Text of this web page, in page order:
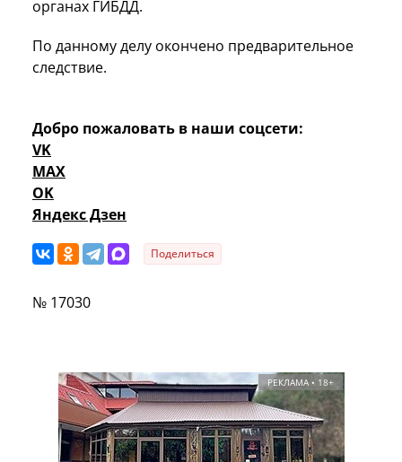
органах ГИБДД.
По данному делу окончено предварительное
следствие.
Добро пожаловать в наши соцсети:
VK
MAX
OK
Яндекс Дзен
Поделиться
№ 17030
РЕКЛАМА • 18+